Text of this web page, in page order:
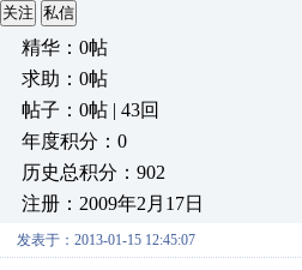
关注 私信
精华：0帖
求助：0帖
帖子：0帖 | 43回
年度积分：0
历史总积分：902
注册：2009年2月17日
发表于：2013-01-15 12:45:07